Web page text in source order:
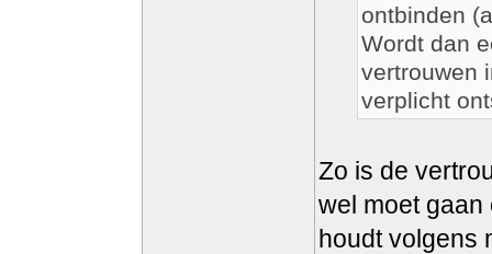
ontbinden
Wordt dan
vertrouwen
verplicht
Zo is de
wel moet
houdt volgens